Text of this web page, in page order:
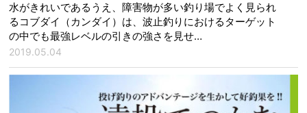
水がきれいであるうえ、障害物が多い釣り場でよく見られ
るコブダイ（カンダイ）は、波止釣りにおけるターゲット
の中でも最強レベルの引きの強さを見せ…
2019.05.04